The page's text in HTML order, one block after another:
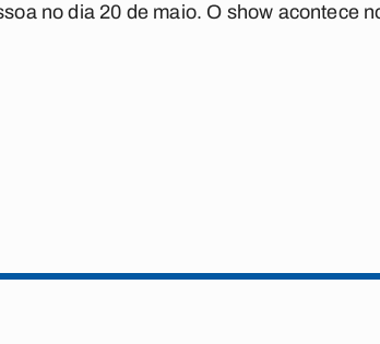
no dia 20 de maio. O show acontece